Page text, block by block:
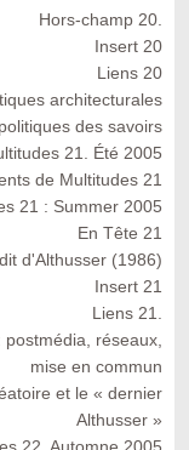
Hors-champ 20.
Insert 20
Liens 20
architecturales
des savoirs
21. Été 2005
de Multitudes 21
21 : Summer 2005
En Tête 21
d'Althusser (1986)
Insert 21
Liens 21.
réseaux,
mise en commun
et le « dernier
Althusser »